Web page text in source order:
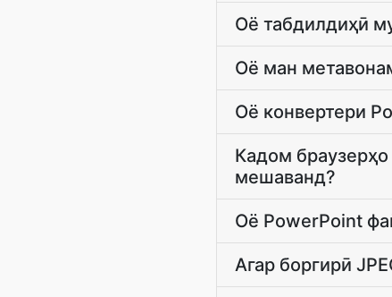
Оё табдилдиҳӣ
Оё ман
Оё конвертери
Кадом
мешаванд?
Оё PowerPoint
Агар боргирӣ